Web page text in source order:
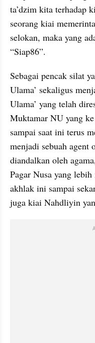
ta’dzim kita terhadap
seorang kiai
selokan, maka yang
“Siap86”.
Sebagai pencak silat
Ulama’ sekaligus
Ulama’ yang telah
Muktamar NU yang
sampai saat ini terus
menjadi sebuah agent
diandalkan oleh
Pagar Nusa yang lebih
akhlak ini sampai
juga kiai Nahdliyin